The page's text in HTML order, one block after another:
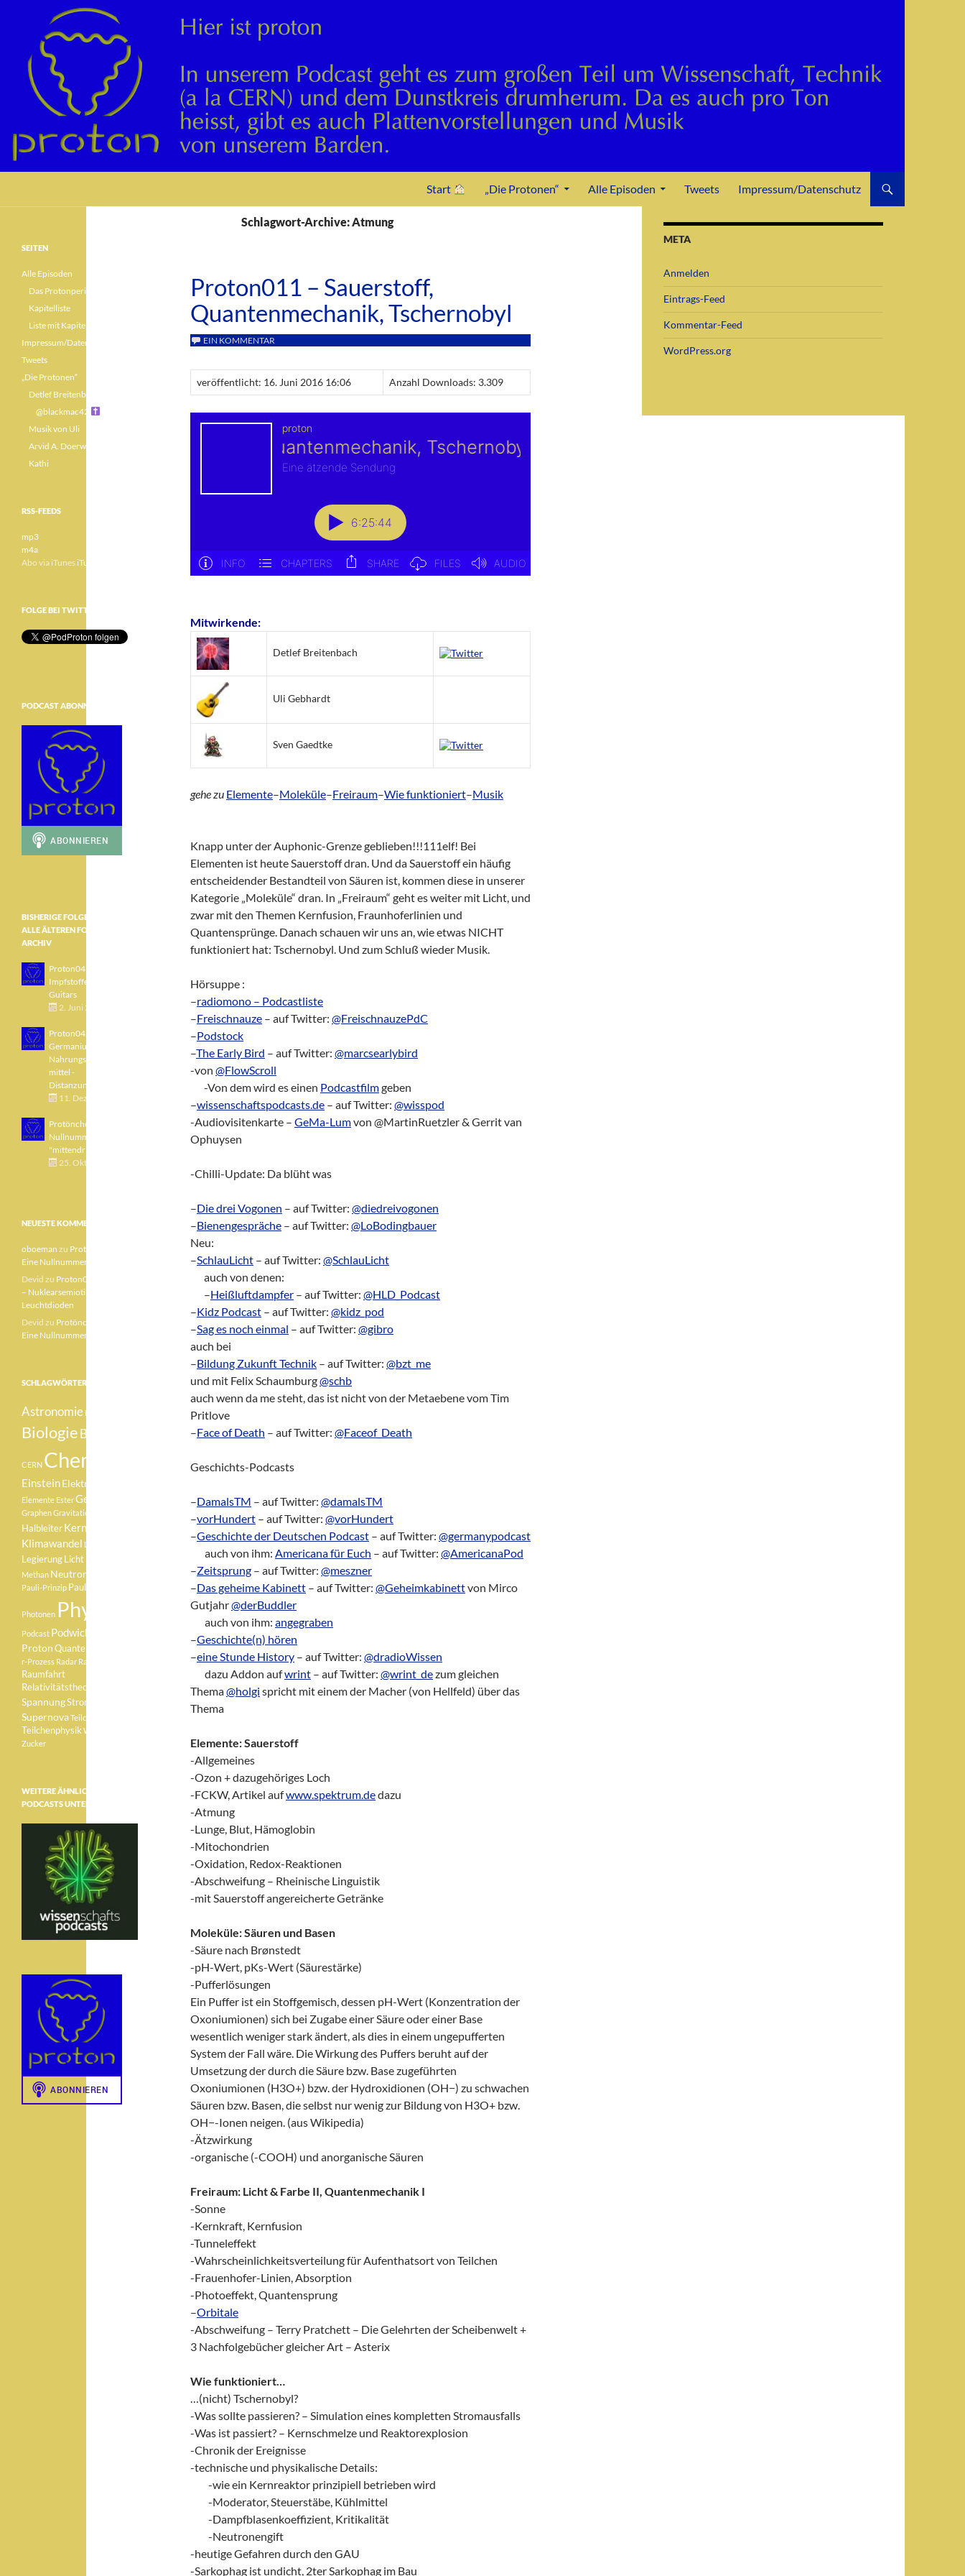
Start „Die Protonen“ Alle Episoden Tweets Impressum/Datenschutz
Schlagwort-Archive: Atmung
Proton011 – Sauerstoff,
Quantenmechanik, Tschernobyl
EIN KOMMENTAR
veröffentlicht: 16. Juni 2016 16:06 Anzahl Downloads: 3.309
Mitwirkende:
Detlef Breitenbach
Uli Gebhardt
Sven Gaedtke
gehe zu Elemente–Moleküle–Freiraum–Wie funktioniert–Musik
Knapp unter der Auphonic-Grenze geblieben!!!111elf! Bei
Elementen ist heute Sauerstoff dran. Und da Sauerstoff ein häufig
entscheidender Bestandteil von Säuren ist, kommen diese in unserer
Kategorie „Moleküle“ dran. In „Freiraum“ geht es weiter mit Licht, und
zwar mit den Themen Kernfusion, Fraunhoferlinien und
Quantensprünge. Danach schauen wir uns an, wie etwas NICHT
funktioniert hat: Tschernobyl. Und zum Schluß wieder Musik.
Hörsuppe :
–radiomono – Podcastliste
–Freischnauze – auf Twitter: @FreischnauzePdC
–Podstock
–The Early Bird – auf Twitter: @marcsearlybird
-von @FlowScroll
-Von dem wird es einen Podcastfilmgeben
–wissenschaftspodcasts.de – auf Twitter: @wisspod
-Audiovisitenkarte – GeMa-Lumvon @MartinRuetzler & Gerrit van
Ophuysen
-Chilli-Update: Da blüht was
–Die drei Vogonen – auf Twitter: @diedreivogonen
–Bienengespräche – auf Twitter: @LoBodingbauer‬
Neu:
–SchlauLicht – auf Twitter: @SchlauLicht
auch von denen:
–Heißluftdampfer – auf Twitter: @HLD_Podcast‬
–Kidz Podcast – auf Twitter: @kidz_pod
–Sag es noch einmal – auf Twitter: @gibro
auch bei
–Bildung Zukunft Technik – auf Twitter: @bzt_me
und mit Felix Schaumburg@schb
auch wenn da me steht, das ist nicht von der Metaebene vom Tim
Pritlove
–Face of Death – auf Twitter: @Faceof_Death‬
Geschichts-Podcasts
–DamalsTM – auf Twitter: @damalsTM
–vorHundert – auf Twitter: @vorHundert
–Geschichte der Deutschen Podcast – auf Twitter: @germanypodcast
auch von ihm: Americana für Euch – auf Twitter: @AmericanaPod
–Zeitsprung – auf Twitter: @meszner
–Das geheime Kabinett – auf Twitter: @Geheimkabinettvon Mirco
Gutjahr@derBuddler
auch von ihm: angegraben
–Geschichte(n) hören
–eine Stunde History – auf Twitter: @dradioWissen
dazu Addon aufwrint – auf Twitter: @wrint_dezum gleichen
Thema@holgi spricht mit einem der Macher (von Hellfeld) über das
Thema
Elemente: Sauerstoff
-Allgemeines
-Ozon + dazugehöriges Loch
-FCKW, Artikel aufwww.spektrum.dedazu
-Atmung
-Lunge, Blut, Hämoglobin
-Mitochondrien
-Oxidation, Redox-Reaktionen
-Abschweifung – Rheinische Linguistik
-mit Sauerstoff angereicherte Getränke
Moleküle: Säuren und Basen
-Säure nach Brønstedt
-pH-Wert, pKs-Wert (Säurestärke)
-Pufferlösungen
Ein Puffer ist ein Stoffgemisch, dessen pH-Wert (Konzentration der
Oxoniumionen) sich bei Zugabe einer Säure oder einer Base
wesentlich weniger stark ändert, als dies in einem ungepufferten
System der Fall wäre. Die Wirkung des Puffers beruht auf der
Umsetzung der durch die Säure bzw. Base zugeführten
Oxoniumionen (H3O+) bzw. der Hydroxidionen (OH−) zu schwachen
Säuren bzw. Basen, die selbst nur wenig zur Bildung von H3O+ bzw.
OH−-Ionen neigen. (aus Wikipedia)
-Ätzwirkung
-organische (-COOH) und anorganische Säuren
Freiraum: Licht & Farbe II, Quantenmechanik I
-Sonne
-Kernkraft, Kernfusion
-Tunneleffekt
-Wahrscheinlichkeitsverteilung für Aufenthatsort von Teilchen
-Frauenhofer-Linien, Absorption
-Photoeffekt, Quantensprung
–Orbitale
-Abschweifung – Terry Pratchett – Die Gelehrten der Scheibenwelt +
3 Nachfolgebücher gleicher Art – Asterix
Wie funktioniert…
…(nicht) Tschernobyl?
-Was sollte passieren? – Simulation eines kompletten Stromausfalls
-Was ist passiert? – Kernschmelze und Reaktorexplosion
-Chronik der Ereignisse
-technische und physikalische Details:
-wie ein Kernreaktor prinzipiell betrieben wird
-Moderator, Steuerstäbe, Kühlmittel
-Dampfblasenkoeffizient, Kritikalität
-Neutronengift
-heutige Gefahren durch den GAU
-Sarkophag ist undicht, 2ter Sarkophag im Bau
META
Anmelden
Eintrags-Feed
Kommentar-Feed
WordPress.org
SEITEN
Alle Episoden
Das Protonperiodensystem
Kapitelliste
Liste mit Kapiteln
Impressum/Datenschutz
Tweets
„Die Protonen“
Detlef Breitenbach
@blackmac42
Musik von Uli
Arvid A. Doerwald
Kathi
RSS-FEEDS
mp3
m4a
Abo via iTunes iTunes
FOLGE BEI TWITTER
PODCAST ABONNIEREN
BISHERIGE FOLGEN ………………
ALLE ÄLTEREN FOLGEN IM
ARCHIV
Proton043 - Arsen -
Impfstoffe - Blue
Guitars
2. Juni 2021
Proton042 -
Germanium -
Nahrungsergänzungs
mittel -
Distanzunterricht
11. Dezember 2020
Protönchen 041 - Eine
Nullnummer
"mittendrin"
25. Oktober 2020
NEUESTE KOMMENTARE
oboeman zu Protönchen 041 –
Eine Nullnummer „mittendrin“
Devid zu Proton040 – Gallium
– Nuklearsemiotik –
Leuchtdioden
Devid zu Protönchen 041 –
Eine Nullnummer „mittendrin“
SCHLAGWÖRTER
Astronomie Betazerfall
BiologieBotanik
CERN Chemie
EinsteinElektron
Elemente EsterGeologie
GraphenGravitationswellen
Halbleiter Kernfusion
Klimawandel Lachgas
Legierung Licht
Methan Neutron
Pauli-Prinzip Pauli-Verbot
Photonen Physik
Podcast Podwichteln
Proton Quantenphysik
r-Prozess Radar Radioaktivität
Raumfahrt
Relativitätstheorie
SpannungStrom
SupernovaTeilchen
TeilchenphysikWeisser Zwerg
Zucker
WEITERE ÄHNLICHE
PODCASTS UNTER: